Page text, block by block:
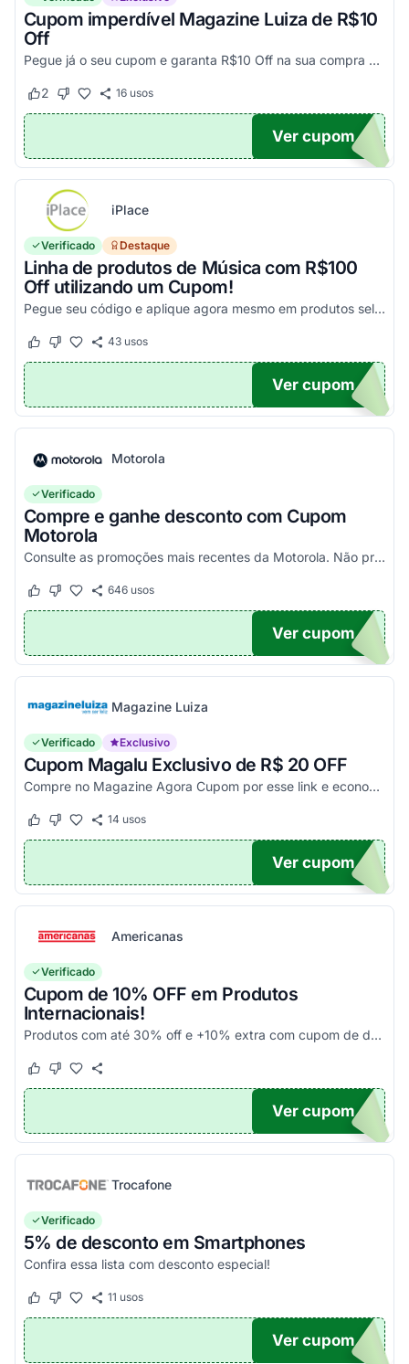
Cupom imperdível Magazine Luiza de R$10
Off
Pegue já o seu cupom e garanta R$10 Off na sua compra acima de R$500,00
Este cupom funcionou
2 Este cupom não funcionou
16usos
UPOM
Ver cupom
iPlace
Verificado Destaque
Linha de produtos de Música com R$100
Off utilizando um Cupom!
Pegue seu código e aplique agora mesmo em produtos selecionados para garantir seus descontos!
Este cupom funcionou
Este cupom não funcionou
43usos
100
Ver cupom
Motorola
Verificado
Compre e ganhe desconto com Cupom
Motorola
Consulte as promoções mais recentes da Motorola. Não precisa de cupom, descontos já aplicados no site.
Este cupom funcionou
Este cupom não funcionou
646usos
TICO
Ver cupom
Magazine Luiza
Verificado Exclusivo
Cupom Magalu Exclusivo de R$ 20 OFF
Compre no Magazine Agora Cupom por esse link e economize R$ 20 na compra de produtos acima de R$ 999 vendidos e entregues por Magazine Luiza. Economize!
Este cupom funcionou
Este cupom não funcionou
14 usos
UPOM
Ver cupom
Americanas
Verificado
Cupom de 10% OFF em Produtos
Internacionais!
Produtos com até 30% off e +10% extra com cupom de desconto em produtos participantes da campanha. Consulte exceções no site. Aplique o código promocional no carrinho e aproveite!
Este cupom funcionou
Este cupom não funcionou
10
Ver cupom
Trocafone
Verificado
5% de desconto em Smartphones
Confira essa lista com desconto especial!
Este cupom funcionou
Este cupom não funcionou
11 usos
OFF
Ver cupom